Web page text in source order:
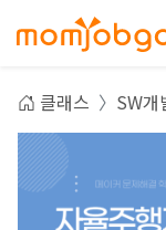
클래스 SW개